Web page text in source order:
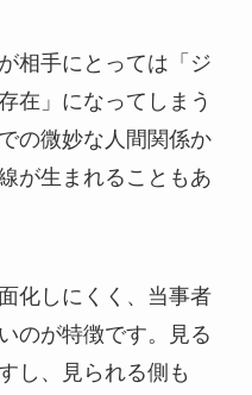
相手にとっては「ジ
在」になってしまう
の微妙な人間関係か
が生まれることもあ
化しにくく、当事者
のが特徴です。見る
し、見られる側も